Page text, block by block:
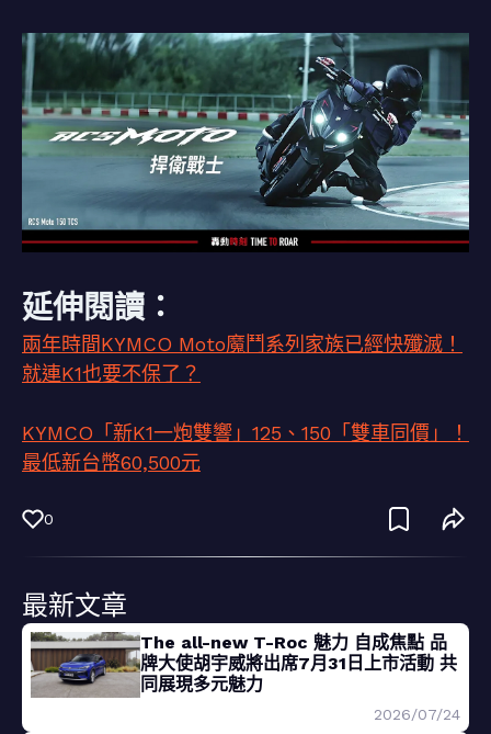
延伸閱讀：
兩年時間KYMCO Moto魔鬥系列家族已經快殲滅！
就連K1也要不保了？
KYMCO「新K1一炮雙響」125、150「雙車同價」！
最低新台幣60,500元
0
最新文章
The all-new T-Roc 魅力 自成焦點 品
牌大使胡宇威將出席7月31日上市活動 共
同展現多元魅力
2026/07/24